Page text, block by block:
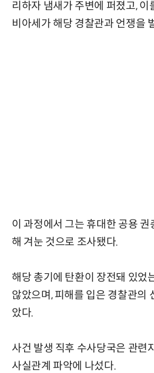
리하자 냄새가 주변에 퍼졌고, 이
비아세가 해당 경찰관과 언쟁을
이 과정에서 그는 휴대한 공용
해 겨눈 것으로 조사됐다.
해당 총기에 탄환이 장전돼 있었
않았으며, 피해를 입은 경찰관의
았다.
사건 발생 직후 수사당국은 관련
사실관계 파악에 나섰다.